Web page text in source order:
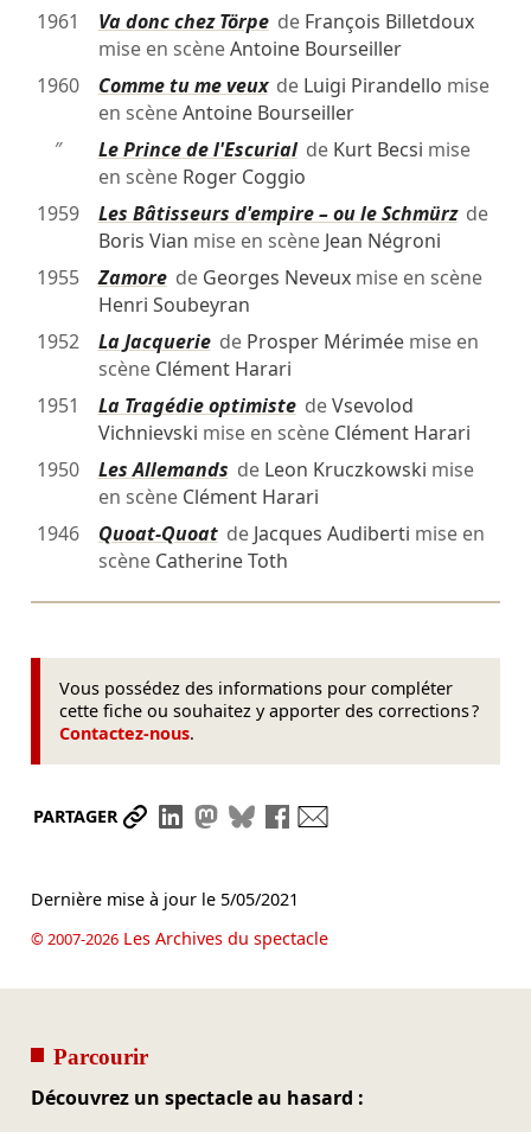
1961
Va donc chez Törpede François Billetdoux
mise en scèneAntoine Bourseiller
1960
Comme tu me veuxde Luigi Pirandello mise
en scèneAntoine Bourseiller
″
Le Prince de l'Escurialde Kurt Becsi mise
en scène Roger Coggio
1959
Les Bâtisseurs d'empire – ou le Schmürzde
Boris Vian mise en scène Jean Négroni
1955
Zamorede Georges Neveuxmise en scène
Henri Soubeyran
1952
La Jacqueriede Prosper Mériméemise en
scène Clément Harari
1951
La Tragédie optimistedeVsevolod
Vichnievski mise en scène Clément Harari
1950
Les Allemands de Leon Kruczkowski mise
en scène Clément Harari
1946
Quoat-Quoatde Jacques Audiberti mise en
scène Catherine Toth
Vous possédez des informations pour compléter
cette fiche ou souhaitez y apporter des corrections ?
Contactez-nous.
PARTAGER Partager le lien
Partager sur LinkedIn
Partager sur Mastodon
Partager sur Bluesky
Partager sur Facebook
Dernière mise à jour le 5/05/2021
© 2007-2026Les Archives du spectacle
Parcourir
Découvrez un spectacle au hasard :